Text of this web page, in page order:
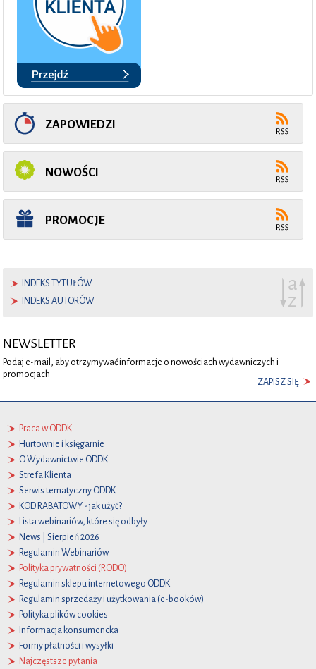
ZAPOWIEDZI
NOWOŚCI
PROMOCJE
INDEKS TYTUŁÓW
INDEKS AUTORÓW
NEWSLETTER
Podaj e-mail, aby otrzymywać informacje o nowościach wydawniczych i
promocjach
ZAPISZ SIĘ
Praca w ODDK
Hurtownie i księgarnie
O Wydawnictwie ODDK
Strefa Klienta
Serwis tematyczny ODDK
KOD RABATOWY - jak użyć?
Lista webinariów, które się odbyły
News | Sierpień 2026
Regulamin Webinariów
Polityka prywatności (RODO)
Regulamin sklepu internetowego ODDK
Regulamin sprzedaży i użytkowania (e-booków)
Polityka plików cookies
Informacja konsumencka
Formy płatności i wysyłki
Najczęstsze pytania